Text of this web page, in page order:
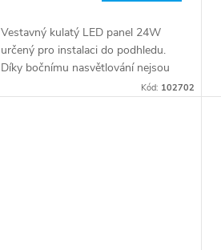
Vestavný kulatý LED panel 24W
určený pro instalaci do podhledu.
Díky bočnímu nasvětlování nejsou
jednotlivé LEDky při rozsvícení
Kód: 102702